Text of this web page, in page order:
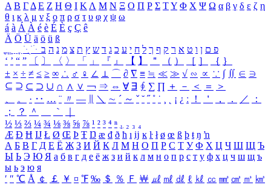
Α Β ΓΔ Ε Ζ Η Θ Ι ΚΛ Μ Ν Ξ Ο Π Ρ Σ ΤΥ Φ Χ Ψ Ω α β γ δ ε ζ η
θ ι κ λ μ ν ξ ο π ρ σ τ υ φ χ ψ ω
á à Á À é è É È ç Ç ê
Ä Ö Ü ä ö ü ß
ִֶֹ ֻּ ׁׂ פ ם ן ו ט א ר ק ף ך ל ח י ע כ ג ד ש ץ ת צ מ נ ה ב
‘ ’ “ ” 〔 〕 〈 〉 「 」 『 』 【 】 ＂ （ ） ［ ］ ｛ ｝
± × ÷ ≠ ≤ ≥ ∞ ∴ ♂ ♀ ∠ ⊥ ⌒ ∂ ∇ ≡ ≒ ≪ ≫ √ ∽ ∝ ∵ ∫ ∬ ∈ ∋
⊆ ⊇ ⊂ ⊃ ∪ ∩ ∧ ∨ ￢ ⇒ ⇔ ∀ ∃ ∮ ∑ ∏ ＋ － ＜ ＝
＞
、
。 · ‥ … ¨ 〃 ― ＼ ∼ ´ ～ ˇ ˘ ˝ ˚ ˙ ¸ ¡ ¿ ː ！ ＇ ， ． ／
：
；
？ ＾ ｀
½ ⅓ ⅔ ¼ ¾ ⅛ ⅜ ⅝ ⅞ ¹ ² ³ ⁴ ⁿ ₁ ₂ ₃ ₄
Æ Ð Ħ Ĳ Ł Ø Œ Þ Ŧ Ŋ æ đ ð ħ ı ĳ ĸ ŀ ł ø œ ß þ ŧ ŋ ŉ
А Б В Г Д Е Ё Ж З И Й К Л М Н О П Р С Т У Ф Х Ц Ч Ш Щ Ъ
Ы Ь Э Ю Я а б в г д е ё ж з и й к л м н о п р с т у ф х ц ч ш щ ъ
ы ь э ю я
′ ″ ℃ Å ￠ ￡ ￥ ¤ ℉ ‰ ＄ ％ Ｆ ￦ ㎕ ㎖ ㎗ ℓ ㎘ ㏄ ㎣ ㎤ ㎥ ㎦